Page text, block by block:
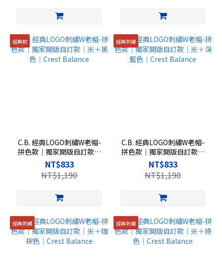
經典款
C.B. 經典LOGO刺繡W老帽-
拼色款｜獨家開版自訂款｜
米＋黑色｜Crest Balance
NT$833
NT$1,190
經典刺繡
C.B. 經典LOGO刺繡W老帽-
拼色款｜獨家開版自訂款｜
米＋深藍色｜Crest Balance
NT$833
NT$1,190
經典刺繡 經典刺繡